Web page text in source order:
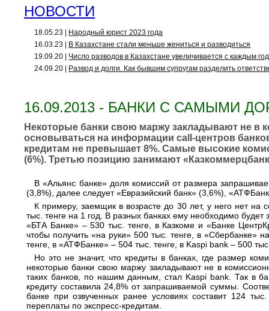
НОВОСТИ
18.05.23 |
Народный юрист 2023 года
16.03.23 |
В Казахстане стали меньше жениться и разводиться
19.09.20 | Число разводов в Казахстане увеличивается с каждым
24.09.20 |
Развод и долги. Как бывшим супругам разделить
16.09.2013 - БАНКИ С САМЫМИ
Некоторые банки свою маржу закладывают не в
основываться на информации call-центров
кредитам не превышает 8%. Самые высокие
(6%). Третью позицию занимают
В «Альянс банке» доля комиссий от размера
(3,8%), далее следует «Евразийский банк» (3,6%),
К примеру, заемщик в возрасте до 30 лет, у него нет
тыс. тенге на 1 год. В разных банках ему необходимо
«БТА Банке» – 530 тыс. тенге, в Казкоме и «Банке
чтобы получить «на руки» 500 тыс. тенге, в «Сбербанке»
тенге, в «АТФБанке» – 504 тыс. тенге, в Kaspi bank – 500
Но это не значит, что кредиты в банках, где размер
некоторые банки свою маржу закладывают не в
таких банков, по нашим данным, стал Kaspi bank. Так в
кредиту составила 24,8% от запрашиваемой суммы.
банке при озвученных ранее условиях составит 124
переплаты по экспресс-кредитам.